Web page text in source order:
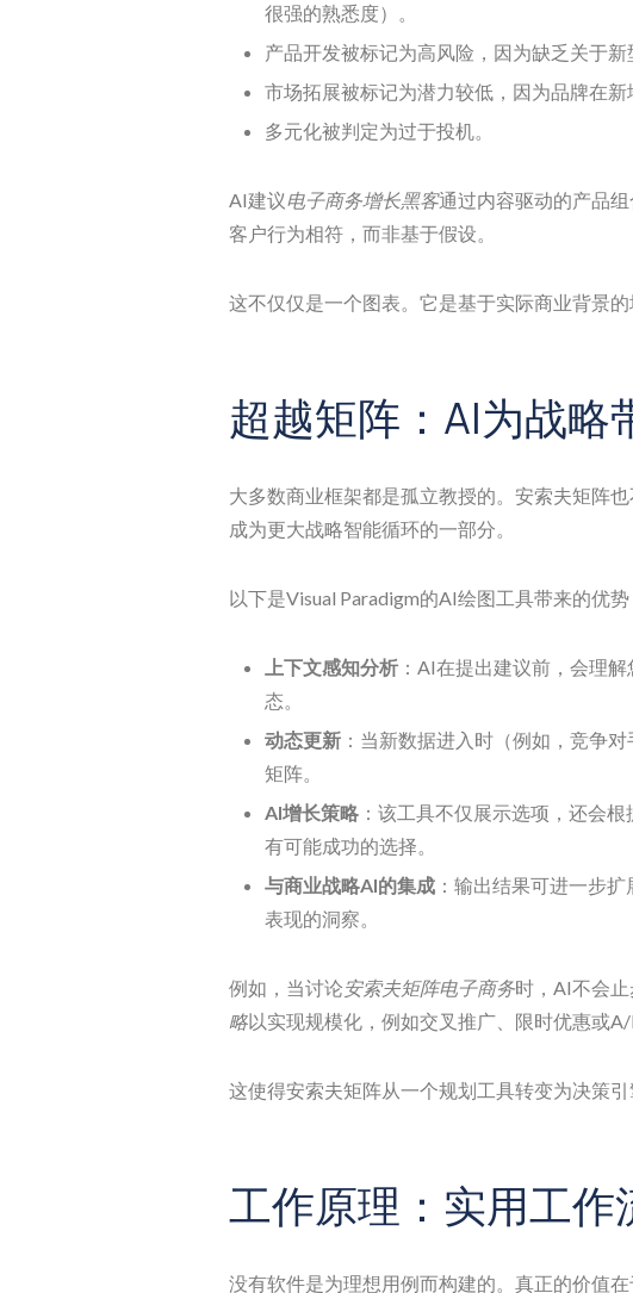
很强的熟悉度）。
产品开发被标记为高风险，因为缺乏关于新
市场拓展被标记为潜力较低，因为品牌在新
多元化被判定为过于投机。
AI建议电子商务增长黑客通过内容驱动的产品
客户行为相符，而非基于假设。
这不仅仅是一个图表。它是基于实际商业背景的
超越矩阵：AI为战略
大多数商业框架都是孤立教授的。安索夫矩阵
成为更大战略智能循环的一部分。
以下是Visual Paradigm的AI绘图工具带来的优势
上下文感知分析 ：AI在提出建议前，会理
态。
动态更新 ：当新数据进入时（例如，竞争
矩阵。
AI增长策略 ：该工具不仅展示选项，还会
有可能成功的选择。
与商业战略AI的集成 ：输出结果可进一步
表现的洞察。
例如，当讨论安索夫矩阵电子商务时，AI不会
略以实现规模化，例如交叉推广、限时优惠或A/
这使得安索夫矩阵从一个规划工具转变为决策引
工作原理：实用工作
没有软件是为理想用例而构建的。真正的价值在